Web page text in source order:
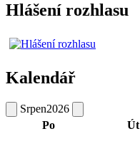
Hlášení rozhlasu
Kalendář
Srpen2026
Po
Út